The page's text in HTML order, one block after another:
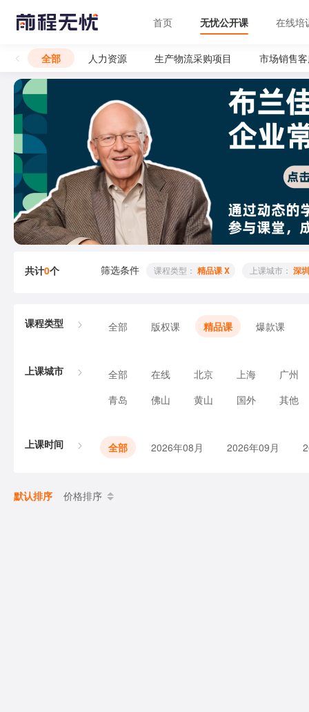
首页 无忧公开课 在线培
全部 人力资源 生产物流采购项目 市场销售
共计0个 筛选条件 课程类型： 精品课 X 上课城市： 深
课程类型 全部 版权课 精品课 爆款课
上课城市 全部 在线 北京 上海
广州
青岛
佛山 黄山 国外 其他
上课时间 全部 2026年08月 2026年09月
默认排序 价格排序